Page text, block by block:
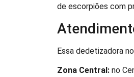
de escorpiões com
Essa dedetizadora
Zona Central: no